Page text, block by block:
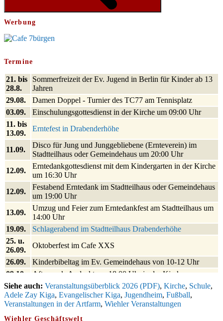
Werbung
Termine
21. bis
28.8.
Sommerfreizeit der Ev. Jugend in Berlin für Kinder ab 13
Jahren
29.08.
Damen Doppel - Turnier des TC77 am Tennisplatz
03.09.
Einschulungsgottesdienst in der Kirche um 09:00 Uhr
11. bis
13.09.
Erntefest in Drabenderhöhe
11.09.
Disco für Jung und Junggebliebene (Ernteverein) im
Stadtteilhaus oder Gemeindehaus um 20:00 Uhr
12.09.
Erntedankgottesdienst mit dem Kindergarten in der Kirche
um 16:30 Uhr
12.09.
Festabend Erntedank im Stadtteilhaus oder Gemeindehaus
um 19:00 Uhr
13.09.
Umzug und Feier zum Erntedankfest am Stadtteilhaus um
14:00 Uhr
19.09.
Schlagerabend im Stadtteilhaus Drabenderhöhe
25. u.
26.09.
Oktoberfest im Cafe XXS
26.09.
Kinderbibeltag im Ev. Gemeindehaus von 10-12 Uhr
09.10.
Afterwork-Andacht um 18:00 Uhr in der Kirche
10.10.
Sandmännchen-Gottesdienst in der Kirche oder im Ev.
Gemeindehaus um 18:00 Uhr
11.10.
Oktoberfest MGV im Stadtteilhaus um 11:00 Uhr
Blutspenden des DRK im Ev. Gemeindehaus von 16-20
Siehe auch: Veranstaltungsüberblick 2026 (PDF), Kirche, Schule,
Adele Zay Kiga, Evangelischer Kiga, Jugendheim, Fußball,
Veranstaltungen in der Artfarm, Wiehler Veranstaltungen
Wiehler Geschäftswelt